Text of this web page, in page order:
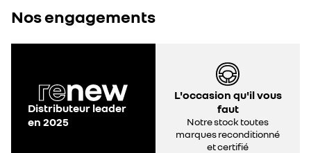
Nos engagements
Distributeur leader
en 2025
L'occasion qu'il vous
faut
Notre stock toutes
marques reconditionné
et certifié